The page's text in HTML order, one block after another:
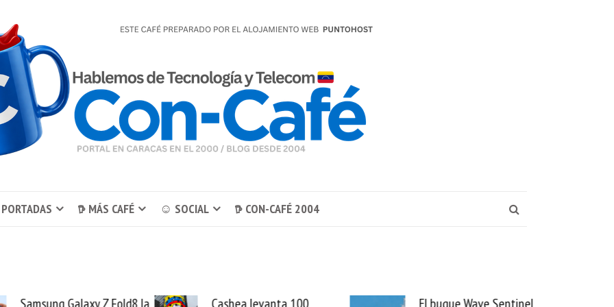
𖠚 MÁS CAFÉ ☺ SOCIAL 𖠚 CON-CAFÉ 2004